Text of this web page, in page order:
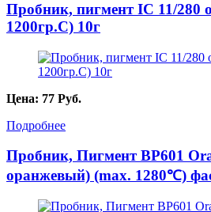
Пробник, пигмент IC 11/280
1200гр.С) 10г
Цена: 77 Руб.
Подробнее
Пробник, Пигмент BP601
оранжевый) (max. 1280℃)